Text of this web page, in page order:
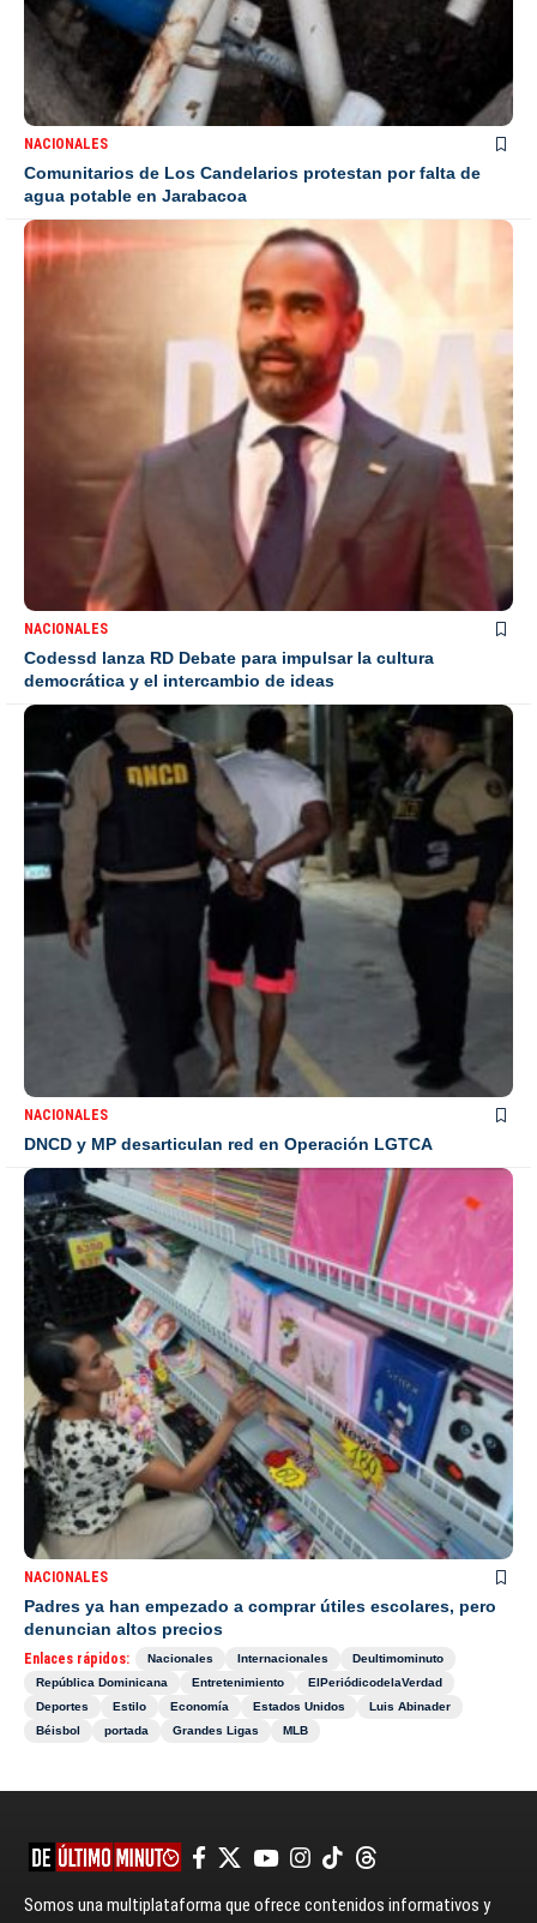
NACIONALES
Comunitarios de Los Candelarios protestan por falta de
agua potable en Jarabacoa
NACIONALES
Codessd lanza RD Debate para impulsar la cultura
democrática y el intercambio de ideas
NACIONALES
DNCD y MP desarticulan red en Operación LGTCA
NACIONALES
Padres ya han empezado a comprar útiles escolares, pero
denuncian altos precios
Enlaces rápidos: Nacionales Internacionales
Deultimominuto
República Dominicana
Entretenimiento
ElPeriódicodelaVerdad
Deportes
Estilo Economía Estados Unidos
Luis Abinader
Béisbol
portada Grandes Ligas MLB
Somos una multiplataforma que ofrece contenidos informativos y